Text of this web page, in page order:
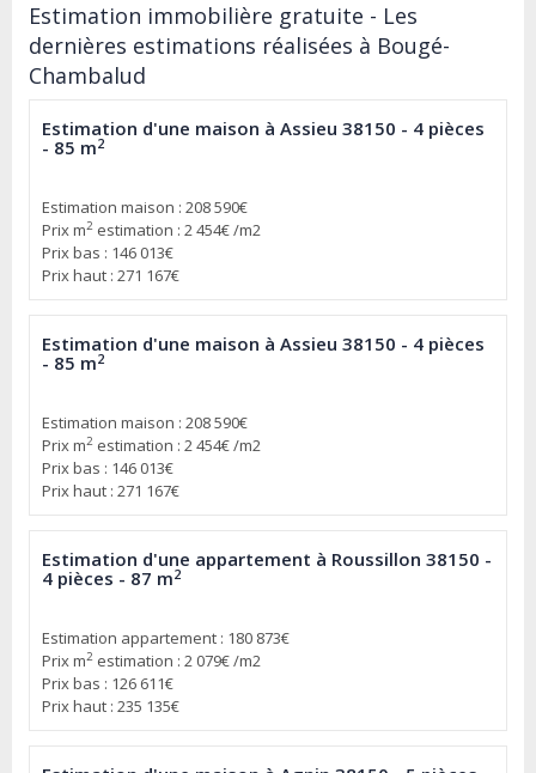
Estimation immobilière gratuite - Les
dernières estimations réalisées à Bougé-
Chambalud
Estimation d'une maison à Assieu 38150 - 4 pièces
- 85 m2
Estimation maison : 208 590€
Prix m2 estimation : 2 454€ /m2
Prix bas : 146 013€
Prix haut : 271 167€
Estimation d'une maison à Assieu 38150 - 4 pièces
- 85 m2
Estimation maison : 208 590€
Prix m2 estimation : 2 454€ /m2
Prix bas : 146 013€
Prix haut : 271 167€
Estimation d'une appartement à Roussillon 38150 -
4 pièces - 87 m2
Estimation appartement : 180 873€
Prix m2 estimation : 2 079€ /m2
Prix bas : 126 611€
Prix haut : 235 135€